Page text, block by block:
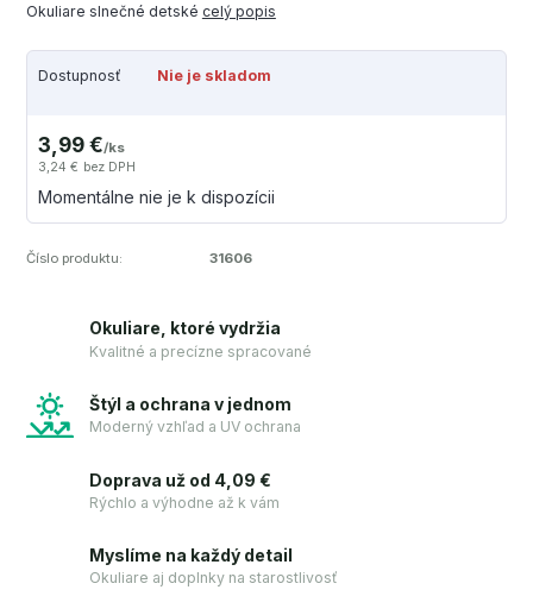
Okuliare slnečné detské celý popis
Dostupnosť Nie je skladom
3,99 €/ks
3,24 € bez DPH
Momentálne nie je k dispozícii
Číslo produktu: 31606
Okuliare, ktoré vydržia
Kvalitné a precízne spracované
Štýl a ochrana v jednom
Moderný vzhľad a UV ochrana
Doprava už od 4,09 €
Rýchlo a výhodne až k vám
Myslíme na každý detail
Okuliare aj doplnky na starostlivosť